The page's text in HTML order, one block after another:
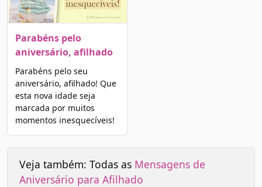
Parabéns pelo
aniversário, afilhado
Parabéns pelo seu
aniversário, afilhado! Que
esta nova idade seja
marcada por muitos
momentos inesquecíveis!
Veja também: Todas as Mensagens de
Aniversário para Afilhado